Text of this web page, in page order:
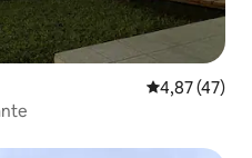
4,87 de uma
4,87 (47)